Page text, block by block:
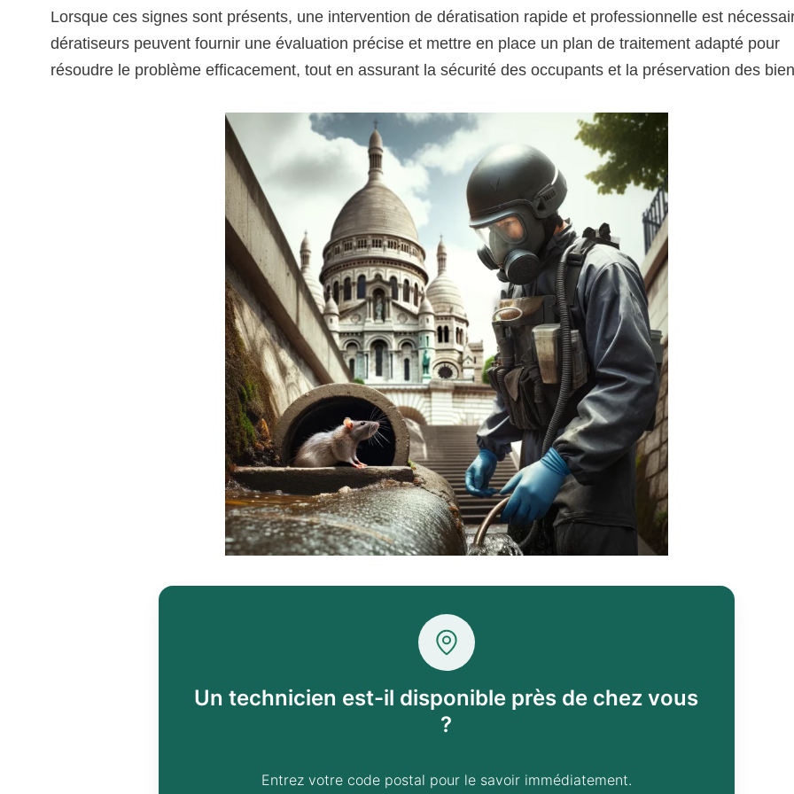
Lorsque ces signes sont présents, une intervention de dératisation rapide et professionnelle est
dératiseurs peuvent fournir une évaluation précise et mettre en place un plan de traitement adapté pour
résoudre le problème efficacement, tout en assurant la sécurité des occupants et la préservation des
Un technicien est-il disponible près de chez vous
?
Entrez votre code postal pour le savoir immédiatement.